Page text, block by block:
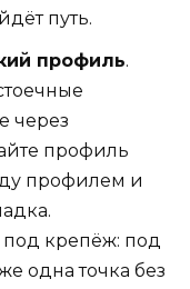
путь.
профиль.
через
профиль
профилем и
крепёж: под
одна точка без